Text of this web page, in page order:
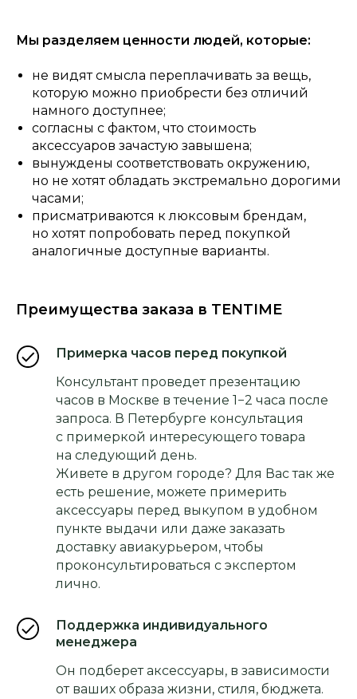
Мы разделяем ценности людей, которые:
не видят смысла переплачивать за вещь,
которую можно приобрести без отличий
намного доступнее;
согласны с фактом, что стоимость
аксессуаров зачастую завышена;
вынуждены соответствовать окружению,
но не хотят обладать экстремально дорогими
часами;
присматриваются к люксовым брендам,
но хотят попробовать перед покупкой
аналогичные доступные варианты.
Преимущества заказа в TENTIME
Примерка часов перед покупкой
Консультант проведет презентацию
часов в Москве в течение 1−2 часа после
запроса. В Петербурге консультация
с примеркой интересующего товара
на следующий день.
Живете в другом городе? Для Вас так же
есть решение, можете примерить
аксессуары перед выкупом в удобном
пункте выдачи или даже заказать
доставку авиакурьером, чтобы
проконсультироваться с экспертом
лично.
Поддержка индивидуального
менеджера
Он подберет аксессуары, в зависимости
от ваших образа жизни, стиля, бюджета.